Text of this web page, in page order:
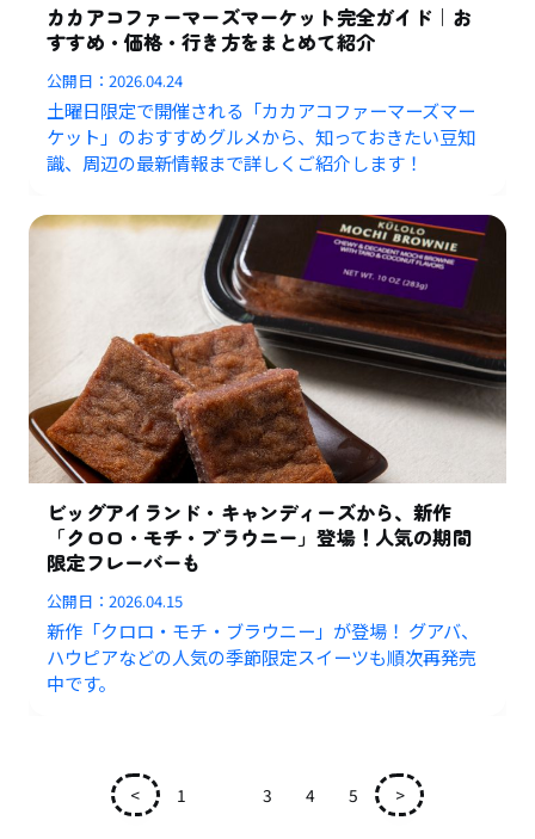
カカアコファーマーズマーケット完全ガイド｜お
すすめ・価格・行き方をまとめて紹介
公開日：2026.04.24
土曜日限定で開催される「カカアコファーマーズマー
ケット」のおすすめグルメから、知っておきたい豆知
識、周辺の最新情報まで詳しくご紹介します！
ビッグアイランド・キャンディーズから、新作
「クロロ・モチ・ブラウニー」登場！人気の期間
限定フレーバーも
公開日：2026.04.15
新作「クロロ・モチ・ブラウニー」が登場！ グアバ、
ハウピアなどの人気の季節限定スイーツも順次再発売
中です。
< 1 3 4 5 >